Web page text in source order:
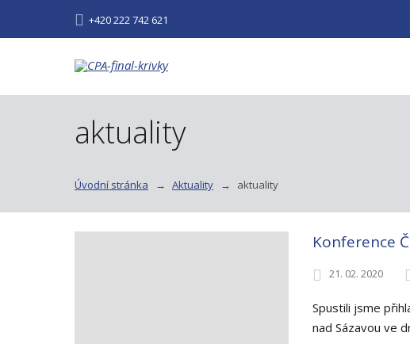
+420 222 742 621
aktuality
Úvodní stránka Aktuality aktuality
Konference
21. 02. 2020
Spustili jsme
nad Sázavou ve